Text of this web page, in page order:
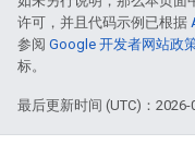
许可，并且代码示例已根据
参阅 Google 开发者网站政
标。
最后更新时间 (UTC)：2026-